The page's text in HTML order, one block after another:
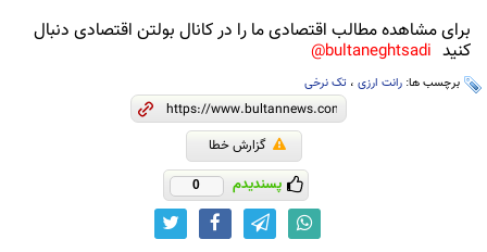
برای مشاهده مطالب اقتصادی ما را در کانال بولتن اقتصادی دنبال
کنید bultaneghtsadi@
برچسب ها: رانت ارزی ، تک نرخی
گزارش خطا
پسندیدم 0